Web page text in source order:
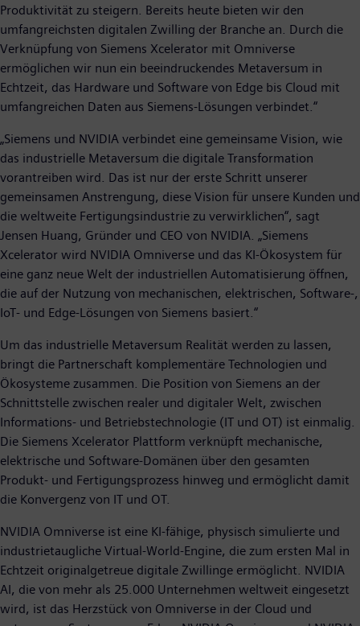
Produktivität zu steigern. Bereits heute bieten wir den
umfangreichsten digitalen Zwilling der Branche an. Durch die
Verknüpfung von Siemens Xcelerator mit Omniverse
ermöglichen wir nun ein beeindruckendes Metaversum in
Echtzeit, das Hardware und Software von Edge bis Cloud mit
umfangreichen Daten aus Siemens-Lösungen verbindet.“
„Siemens und NVIDIA verbindet eine gemeinsame Vision, wie
das industrielle Metaversum die digitale Transformation
vorantreiben wird. Das ist nur der erste Schritt unserer
gemeinsamen Anstrengung, diese Vision für unsere Kunden und
die weltweite Fertigungsindustrie zu verwirklichen“, sagt
Jensen Huang, Gründer und CEO von NVIDIA. „Siemens
Xcelerator wird NVIDIA Omniverse und das KI-Ökosystem für
eine ganz neue Welt der industriellen Automatisierung öffnen,
die auf der Nutzung von mechanischen, elektrischen, Software-,
IoT- und Edge-Lösungen von Siemens basiert.“
Um das industrielle Metaversum Realität werden zu lassen,
bringt die Partnerschaft komplementäre Technologien und
Ökosysteme zusammen. Die Position von Siemens an der
Schnittstelle zwischen realer und digitaler Welt, zwischen
Informations- und Betriebstechnologie (IT und OT) ist einmalig.
Die Siemens Xcelerator Plattform verknüpft mechanische,
elektrische und Software-Domänen über den gesamten
Produkt- und Fertigungsprozess hinweg und ermöglicht damit
die Konvergenz von IT und OT.
NVIDIA Omniverse ist eine KI-fähige, physisch simulierte und
industrietaugliche Virtual-World-Engine, die zum ersten Mal in
Echtzeit originalgetreue digitale Zwillinge ermöglicht. NVIDIA
AI, die von mehr als 25.000 Unternehmen weltweit eingesetzt
wird, ist das Herzstück von Omniverse in der Cloud und